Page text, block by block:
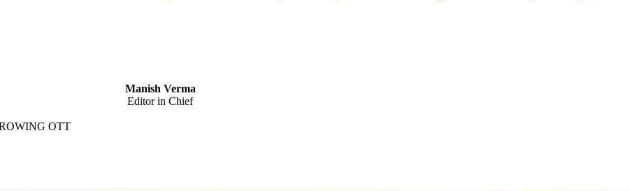
Manish Verma
Editor in Chief
OTT